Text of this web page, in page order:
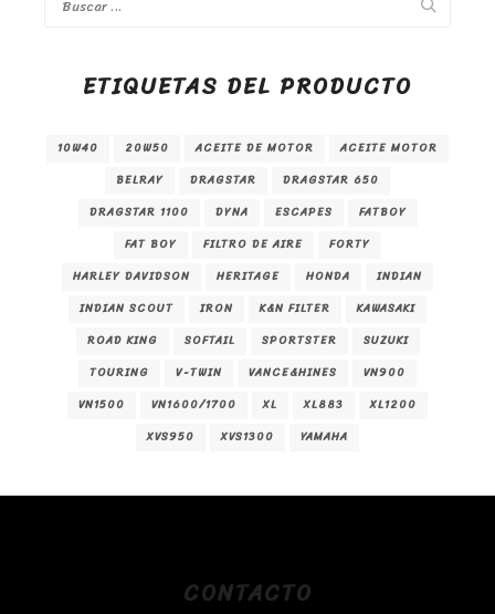
ETIQUETAS DEL PRODUCTO
10W40 20W50 ACEITE DE MOTOR
ACEITE MOTOR
BELRAY
DRAGSTAR
DRAGSTAR 650
DRAGSTAR 1100
DYNA ESCAPES
FATBOY
FAT BOY
FILTRO DE AIRE
FORTY
HARLEY DAVIDSON
HERITAGE HONDA
INDIAN
INDIAN SCOUT
IRON K&N FILTER
KAWASAKI
ROAD KING
SOFTAIL SPORTSTER
SUZUKI
TOURING
V-TWIN VANCE&HINES
VN900
VN1500
VN1600/1700 XL XL883
XL1200
XVS950
XVS1300 YAMAHA
CONTACTO